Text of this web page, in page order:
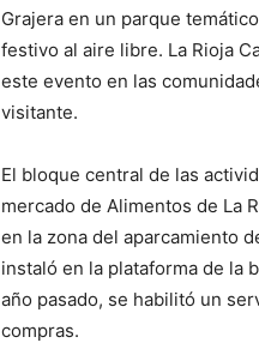
Grajera en un parque
festivo al aire libre. La Rioja
este evento en las
visitante.
El bloque central de las
mercado de Alimentos de La
en la zona del aparcamiento
instaló en la plataforma de la
año pasado, se habilitó un
compras.